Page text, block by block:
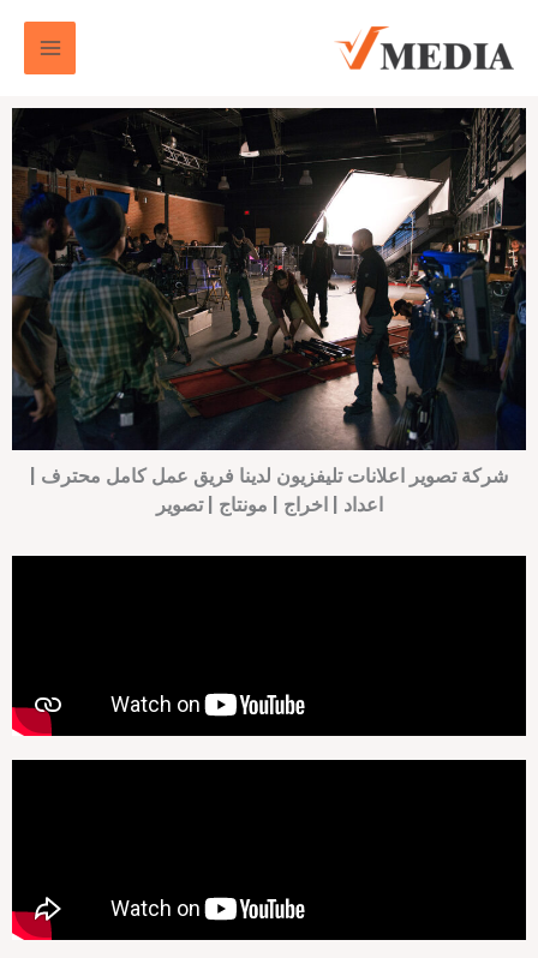
المحتوى
شركة تصوير اعلانات تليفزيون لدينا فريق عمل كامل محترف |
اعداد | اخراج | مونتاج | تصوير